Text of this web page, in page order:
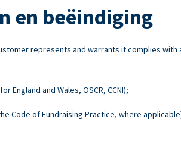
en beëindiging
represents and warrants it complies
and Wales, OSCR, CCNI);
Code of Fundraising Practice, where